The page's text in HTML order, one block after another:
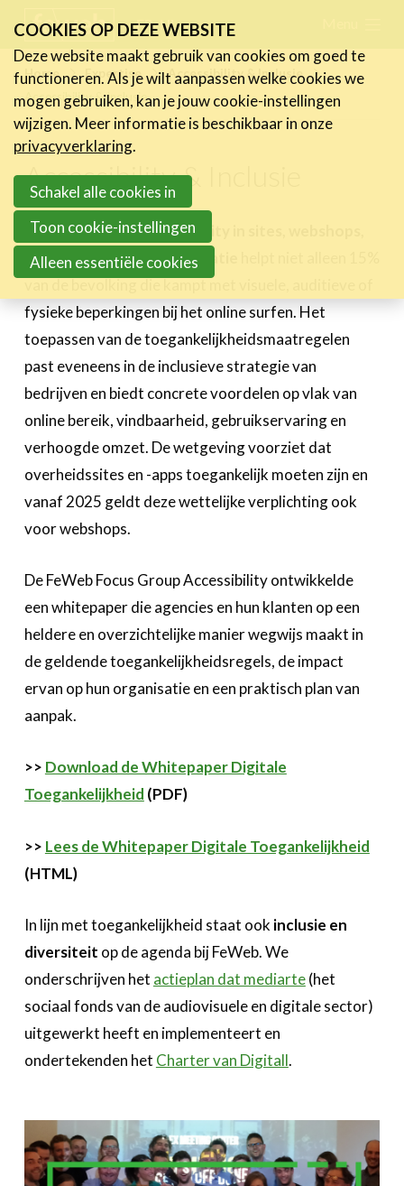
links
Jump
to
navigation
to
main
content
FR NL
Home Expertise
Accessibility & Inclusie
Accessibility & Inclusie
Accessibility & Inclusie
De integratie vanaccessibility in sites, webshops,
apps en digitale communicatie
fysieke beperkingen bij het online surfen. Het
toepassen van de toegankelijkheidsmaatregelen
past eveneens in de inclusieve strategie van
bedrijven en biedt concrete voordelen op vlak van
online bereik, vindbaarheid, gebruikservaring en
verhoogde omzet. De wetgeving voorziet dat
overheidssites en -apps toegankelijk moeten zijn en
vanaf 2025 geldt deze wettelijke verplichting ook
voor webshops.
De FeWeb Focus Group Accessibility ontwikkelde
een whitepaper die agencies en hun klanten op een
heldere en overzichtelijke manier wegwijs maakt in
de geldende toegankelijkheidsregels, de impact
ervan op hun organisatie en een praktisch plan van
aanpak.
>> Download de Whitepaper Digitale
Toegankelijkheid (PDF)
>> Lees de Whitepaper Digitale Toegankelijkheid
(HTML)
In lijn met toegankelijkheid staat ook inclusie en
diversiteit op de agenda bij FeWeb. We
onderschrijven het actieplan dat mediarte(het
sociaal fonds van de audiovisuele en digitale sector)
uitgewerkt heeft en implementeert en
ondertekenden het Charter van Digitall.
Nieuws
Activiteiten
Expertise
Ondernemen
Ondernemen & HR
Ondernemen & Steun
Content & Influencer
Marketing
Toolbox
Bedrijvenzoeker
Over FeWeb
Lid worden AccountZoeken
COOKIES OP DEZE WEBSITE
Deze website maakt gebruik van cookies om goed te
functioneren. Als je wilt aanpassen welke cookies we
mogen gebruiken, kan je jouw cookie-instellingen
wijzigen. Meer informatie is beschikbaar in onze
privacyverklaring.
Schakel alle cookies in
Toon cookie-instellingen
Alleen essentiële cookies